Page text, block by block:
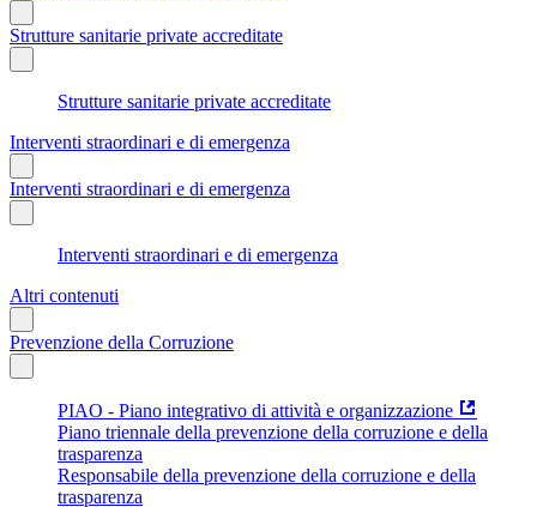
Strutture sanitarie private accreditate
Strutture sanitarie private accreditate
Interventi straordinari e di emergenza
Interventi straordinari e di emergenza
Interventi straordinari e di emergenza
Altri contenuti
Prevenzione della Corruzione
PIAO - Piano integrativo di attività e organizzazione
Piano triennale della prevenzione della corruzione e della
trasparenza
Responsabile della prevenzione della corruzione e della
trasparenza